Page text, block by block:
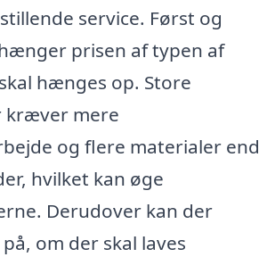
service. Først og
prisen af typen af
hænges op. Store
mere
og flere materialer end
hvilket kan øge
Derudover kan der
om der skal laves